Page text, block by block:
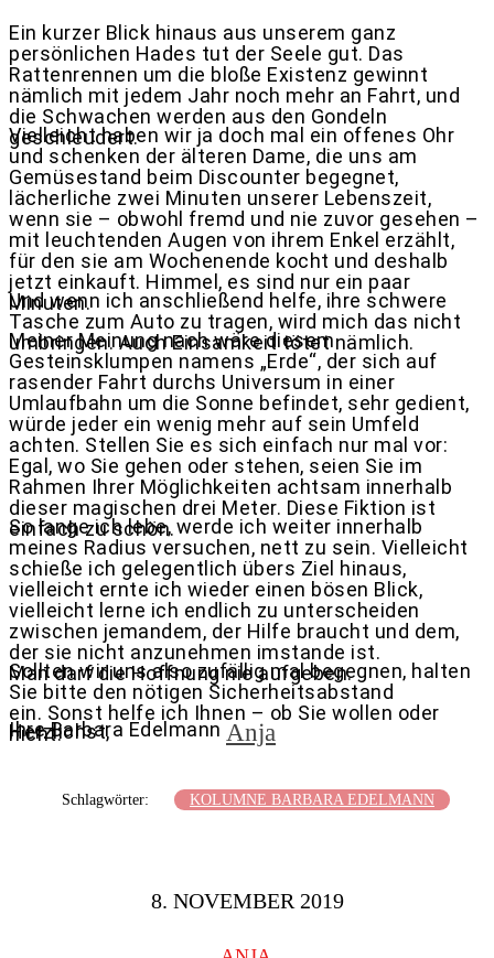
Ein kurzer Blick hinaus aus unserem ganz
persönlichen Hades tut der Seele gut. Das
Rattenrennen um die bloße Existenz gewinnt
nämlich mit jedem Jahr noch mehr an Fahrt, und
die Schwachen werden aus den Gondeln
geschleudert.
Vielleicht haben wir ja doch mal ein offenes Ohr
und schenken der älteren Dame, die uns am
Gemüsestand beim Discounter begegnet,
lächerliche zwei Minuten unserer Lebenszeit,
wenn sie – obwohl fremd und nie zuvor gesehen –
mit leuchtenden Augen von ihrem Enkel erzählt,
für den sie am Wochenende kocht und deshalb
jetzt einkauft. Himmel, es sind nur ein paar
Minuten.
Und wenn ich anschließend helfe, ihre schwere
Tasche zum Auto zu tragen, wird mich das nicht
umbringen. Auch Einsamkeit tötet nämlich.
Meiner Meinung nach wäre diesem
Gesteinsklumpen namens „Erde“, der sich auf
rasender Fahrt durchs Universum in einer
Umlaufbahn um die Sonne befindet, sehr gedient,
würde jeder ein wenig mehr auf sein Umfeld
achten. Stellen Sie es sich einfach nur mal vor:
Egal, wo Sie gehen oder stehen, seien Sie im
Rahmen Ihrer Möglichkeiten achtsam innerhalb
dieser magischen drei Meter. Diese Fiktion ist
einfach zu schön.
So lange ich lebe, werde ich weiter innerhalb
meines Radius versuchen, nett zu sein. Vielleicht
schieße ich gelegentlich übers Ziel hinaus,
vielleicht ernte ich wieder einen bösen Blick,
vielleicht lerne ich endlich zu unterscheiden
zwischen jemandem, der Hilfe braucht und dem,
der sie nicht anzunehmen imstande ist.
Man darf die Hoffnung nie aufgeben.
Sollten wir uns also zufällig mal begegnen, halten
Sie bitte den nötigen Sicherheitsabstand
ein. Sonst helfe ich Ihnen – ob Sie wollen oder
nicht.
Herzlichst,
Ihre Barbara Edelmann Anja
Schlagwörter: KOLUMNE BARBARA EDELMANN
8. NOVEMBER 2019